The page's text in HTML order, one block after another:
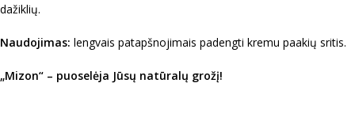
dažiklių.
Naudojimas: lengvais patapšnojimais padengti kremu paakių sritis.
„Mizon“ – puoselėja Jūsų natūralų grožį!